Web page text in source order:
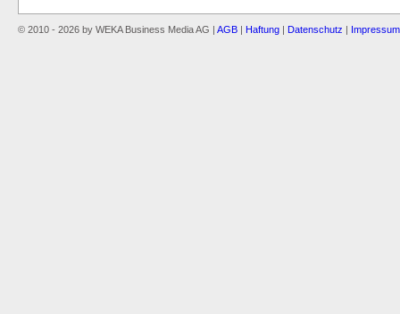
© 2010 - 2026 by WEKA Business Media AG | AGB | Haftung | Datenschutz | Impressum